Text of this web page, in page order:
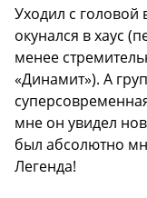
Уходил с головой
окунался в хаус
менее
«Динамит»). А
мне он увидел
был абсолютно
Легенда!